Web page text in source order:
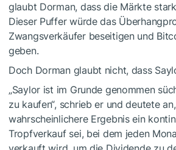
glaubt Dorman, dass die Märkte
Dieser Puffer würde das
Zwangsverkäufer beseitigen und
geben.
Doch Dorman glaubt nicht, dass
„Saylor ist im Grunde genommen
zu kaufen“, schrieb er und deutete
wahrscheinlichere Ergebnis ein
Tropfverkauf sei, bei dem jeden